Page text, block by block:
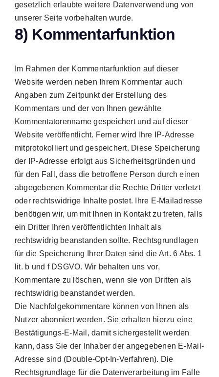
gesetzlich erlaubte weitere Datenverwendung von
unserer Seite vorbehalten wurde.
8) Kommentarfunktion
Im Rahmen der Kommentarfunktion auf dieser
Website werden neben Ihrem Kommentar auch
Angaben zum Zeitpunkt der Erstellung des
Kommentars und der von Ihnen gewählte
Kommentatorenname gespeichert und auf dieser
Website veröffentlicht. Ferner wird Ihre IP-Adresse
mitprotokolliert und gespeichert. Diese Speicherung
der IP-Adresse erfolgt aus Sicherheitsgründen und
für den Fall, dass die betroffene Person durch einen
abgegebenen Kommentar die Rechte Dritter verletzt
oder rechtswidrige Inhalte postet. Ihre E-Mailadresse
benötigen wir, um mit Ihnen in Kontakt zu treten, falls
ein Dritter Ihren veröffentlichten Inhalt als
rechtswidrig beanstanden sollte. Rechtsgrundlagen
für die Speicherung Ihrer Daten sind die Art. 6 Abs. 1
lit. b und f DSGVO. Wir behalten uns vor,
Kommentare zu löschen, wenn sie von Dritten als
rechtswidrig beanstandet werden.
Die Nachfolgekommentare können von Ihnen als
Nutzer abonniert werden. Sie erhalten hierzu eine
Bestätigungs-E-Mail, damit sichergestellt werden
kann, dass Sie der Inhaber der angegebenen E-Mail-
Adresse sind (Double-Opt-In-Verfahren). Die
Rechtsgrundlage für die Datenverarbeitung im Falle